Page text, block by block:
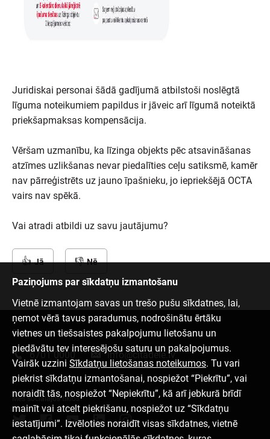
Juridiskai personai šādā gadījumā atbilstoši noslēgtā
līguma noteikumiem papildus ir jāveic arī līgumā noteiktā
priekšapmaksas kompensācija.
Vēršam uzmanību, ka līzinga objekts pēc atsavināšanas
atzīmes uzlikšanas nevar piedalīties ceļu satiksmē, kamēr
nav pārreģistrēts uz jauno īpašnieku, jo iepriekšējā OCTA
vairs nav spēkā.
Vai atradi atbildi uz savu jautājumu?
Jā Nē
Paziņojums par sīkdatņu izmantošanu
Vietnē izmantojam savas un trešo pušu sīkdatnes, lai,
ņemot vērā tavus paradumus, nodrošinātu ērtāku
vietnes un tiešsaistes pakalpojumu lietošanu un
piedāvātu tev interesējošu saturu un pakalpojumus.
Vairāk uzzini Sīkdatņu lietošanas noteikumos. Tu vari
piekrist sīkdatņu izmantošanai, nospiežot “Piekrītu”, vai
noraidīt tās, nospiežot “Nepiekrītu”, kā arī jebkurā brīdī
mainīt vai atcelt piekrišanu, nospiežot uz “Sīkdatņu
iestatījumi”. Izvēloties noraidīt visas sīkdatnes, vietnē
Sazinies ar mums
6701 0000 info@citadele.lv
Mēs sociālajos tīklos